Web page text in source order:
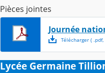
Pièces jointes
Journée
Télécharger( .pdf,
Lycée Germaine